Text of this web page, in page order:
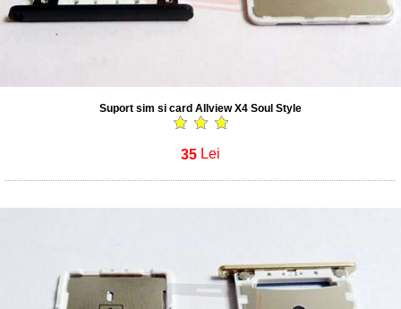
Suport sim si card Allview X4 Soul Style
35 Lei